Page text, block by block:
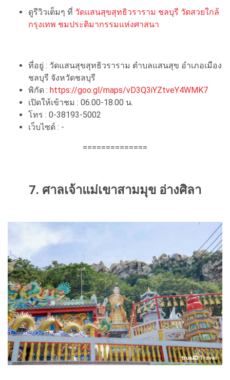
ดูรีวิวเต็มๆ ที่ วัดแสนสุขสุทธิวราราม ชลบุรี วัดสวยใกล้
กรุงเทพ ชมประติมากรรมแห่งศาสนา
ที่อยู่ : วัดแสนสุขสุทธิวราราม ตำบลแสนสุข อำเภอเมือง
ชลบุรี จังหวัดชลบุรี
พิกัด : https://goo.gl/maps/vD3Q3iYZtveY4WMK7
เปิดให้เข้าชม : 06.00-18.00 น.
โทร : 0-38193-5002
เว็บไซต์ : -
==============
7. ศาลเจ้าแม่เขาสามมุข อ่างศิลา